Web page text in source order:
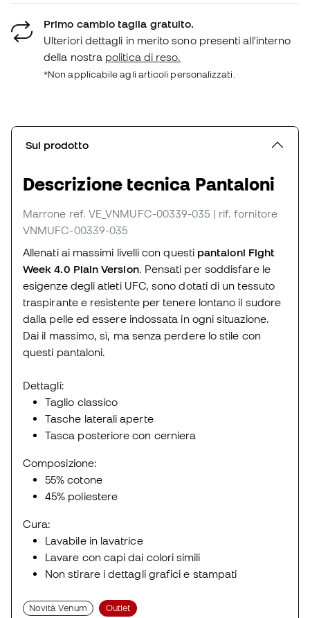
Primo cambio taglia gratuito.
Ulteriori dettagli in merito sono presenti all'interno
della nostra politica di reso.
*Non applicabile agli articoli personalizzati.
Sul prodotto
Descrizione tecnica Pantaloni
Marrone ref. VE_VNMUFC-00339-035 | rif. fornitore
VNMUFC-00339-035
Allenati ai massimi livelli con questi pantaloni Fight
Week 4.0 Plain Version. Pensati per soddisfare le
esigenze degli atleti UFC, sono dotati di un tessuto
traspirante e resistente per tenere lontano il sudore
dalla pelle ed essere indossata in ogni situazione.
Dai il massimo, sì, ma senza perdere lo stile con
questi pantaloni.
Dettagli:
Taglio classico
Tasche laterali aperte
Tasca posteriore con cerniera
Composizione:
55% cotone
45% poliestere
Cura:
Lavabile in lavatrice
Lavare con capi dai colori simili
Non stirare i dettagli grafici e stampati
Novità Venum Outlet